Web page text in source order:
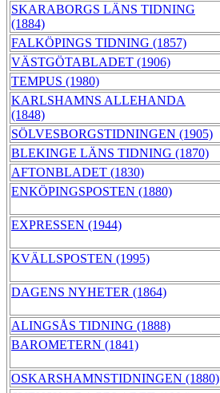
SKARABORGS LÄNS TIDNING
(1884)
FALKÖPINGS TIDNING (1857)
VÄSTGÖTABLADET (1906)
TEMPUS (1980)
KARLSHAMNS ALLEHANDA
(1848)
SÖLVESBORGSTIDNINGEN (1905)
BLEKINGE LÄNS TIDNING (1870)
AFTONBLADET (1830)
ENKÖPINGSPOSTEN (1880)
EXPRESSEN (1944)
KVÄLLSPOSTEN (1995)
DAGENS NYHETER (1864)
ALINGSÅS TIDNING (1888)
BAROMETERN (1841)
OSKARSHAMNSTIDNINGEN (1880)